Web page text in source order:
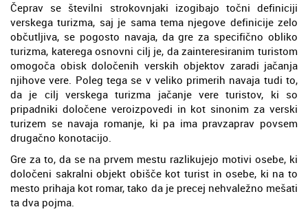
Čeprav se številni strokovnjaki izogibajo točni definiciji
verskega turizma, saj je sama tema njegove definicije zelo
občutljiva, se pogosto navaja, da gre za specifično obliko
turizma, katerega osnovni cilj je, da zainteresiranim turistom
omogoča obisk določenih verskih objektov zaradi jačanja
njihove vere. Poleg tega se v veliko primerih navaja tudi to,
da je cilj verskega turizma jačanje vere turistov, ki so
pripadniki določene veroizpovedi in kot sinonim za verski
turizem se navaja romanje, ki pa ima pravzaprav povsem
drugačno konotacijo.
Gre za to, da se na prvem mestu razlikujejo motivi osebe, ki
določeni sakralni objekt obišče kot turist in osebe, ki na to
mesto prihaja kot romar, tako da je precej nehvaležno mešati
ta dva pojma.